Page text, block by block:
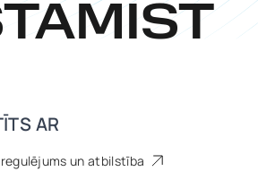
AR
un atbilstība